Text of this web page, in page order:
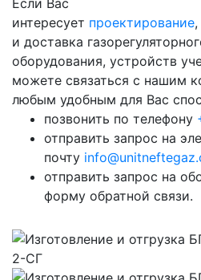
Если Вас
интересует проектирование,
и доставка
оборудования, устройств
можете связаться с нашим
любым удобным для Вас
позвонить по телефону
отправить запрос на
почту
отправить запрос на
форму обратной связи.